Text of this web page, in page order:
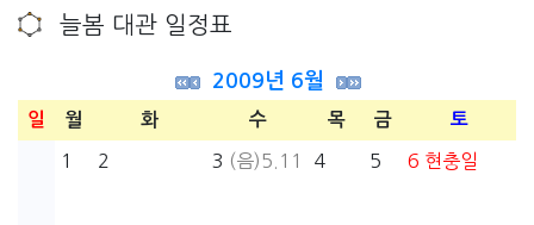
늘봄 대관 일정표
2009년 6월
일 월 화 수 목 금 토
1 2 3 (음)5.11 4 5 6 현충일